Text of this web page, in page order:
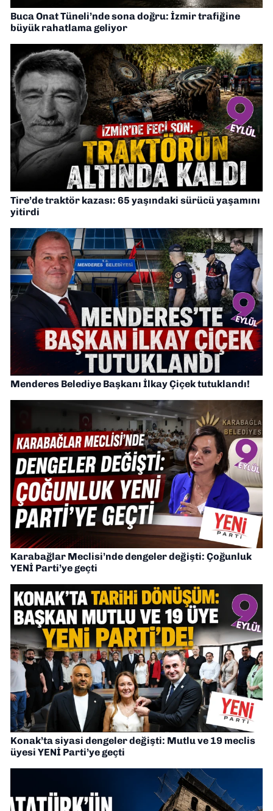
Buca Onat Tüneli’nde sona doğru: İzmir trafiğine
büyük rahatlama geliyor
Tire’de traktör kazası: 65 yaşındaki sürücü yaşamını
yitirdi
Menderes Belediye Başkanı İlkay Çiçek tutuklandı!
Karabağlar Meclisi’nde dengeler değişti: Çoğunluk
YENİ Parti’ye geçti
Konak’ta siyasi dengeler değişti: Mutlu ve 19 meclis
üyesi YENİ Parti’ye geçti